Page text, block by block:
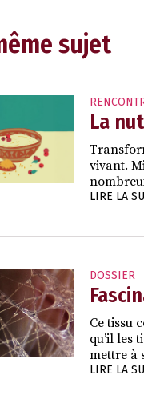
sujet
La
vivant.
LIRE LA
DOSSIER
Ce tissu
qu’il les
mettre à
LIRE LA